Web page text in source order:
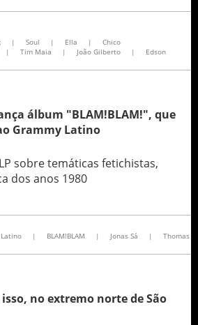
| Soul | Ella |
Chico
| Tim Maia | João Gilberto |
Edson
álbum "BLAM!BLAM!", que
Grammy Latino
sobre temáticas fetichistas,
dos anos 1980
| BLAM!BLAM | Jonas Sá |
Thomas
no extremo norte de São